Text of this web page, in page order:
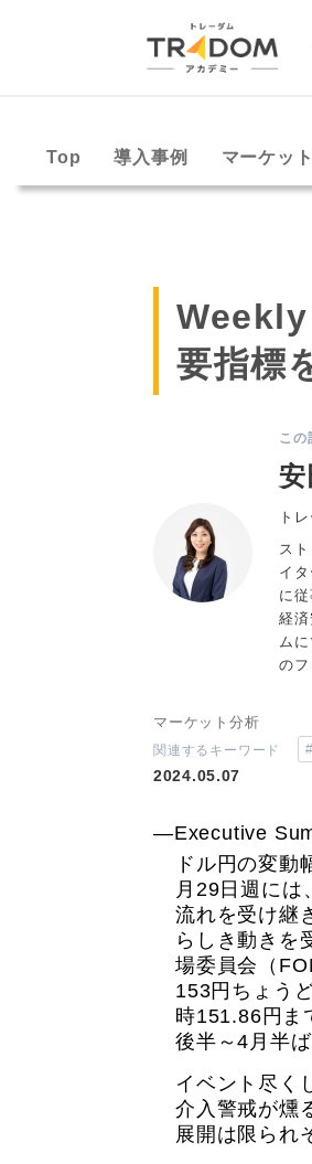
Top 導入事例 マーケッ
要指標
この
安
ト
ス
イ
に
経
ム
のフ
マーケット分析
関連するキーワード
2024.05.07
―Executive
ドル円の変
月29日週には
流れを受け継
らしき動きを
場委員会（
153円ちょう
時151.86円ま
後半～4月半
イベント尽く
介入警戒が燻
展開は限られ